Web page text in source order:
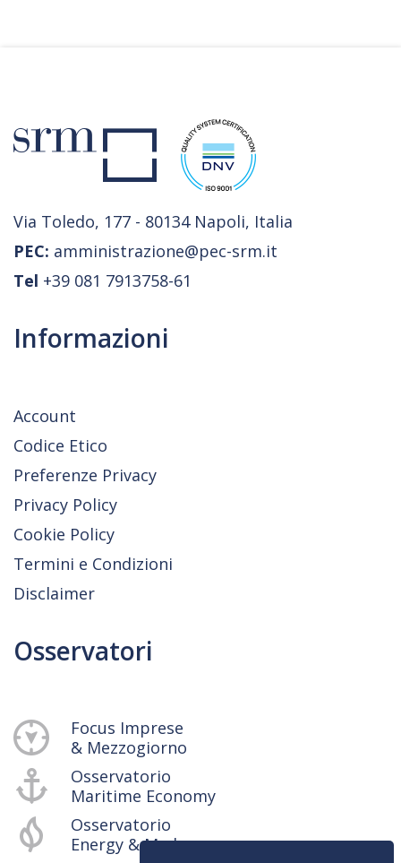
Via Toledo, 177 - 80134 Napoli, Italia
PEC: amministrazione@pec-srm.it
Tel +39 081 7913758-61
Informazioni
Account
Codice Etico
Preferenze Privacy
Privacy Policy
Cookie Policy
Termini e Condizioni
Disclaimer
Osservatori
Focus Imprese
& Mezzogiorno
Osservatorio
Maritime Economy
Osservatorio
Energy & Med